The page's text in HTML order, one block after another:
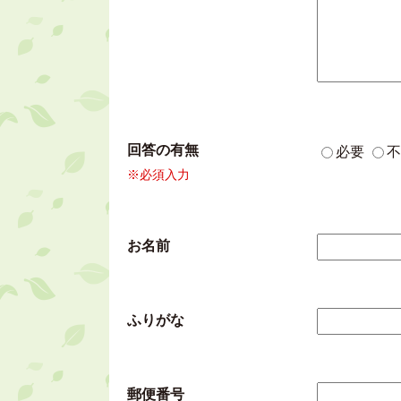
回答の有無
※必須入力
必要
お名前
ふりがな
郵便番号